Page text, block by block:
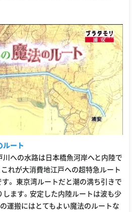
ルート
への水路は日本橋魚河岸へと内陸で
れが大消費地江戸への超特急ルート
。 東京湾ルートだと潮の満ち引きで
ます。安定した内陸ルートは波も少
運搬にはとてもよい魔法のルートな